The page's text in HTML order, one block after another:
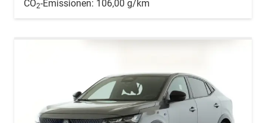
CO2-Emissionen: 106,00 g/km